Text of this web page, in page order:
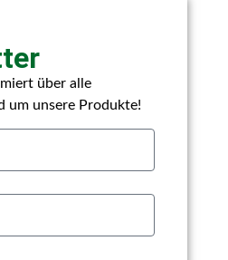
über alle
um unsere Produkte!